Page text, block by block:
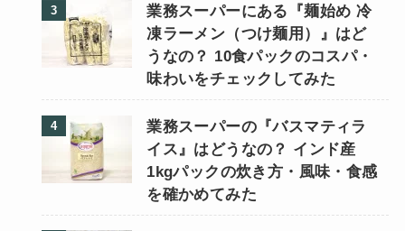
業務スーパーにある『麺始め 冷
凍ラーメン（つけ麺用）』はど
うなの？ 10食パックのコスパ・
味わいをチェックしてみた
業務スーパーの『バスマティラ
イス』はどうなの？ インド産
1kgパックの炊き方・風味・食感
を確かめてみた